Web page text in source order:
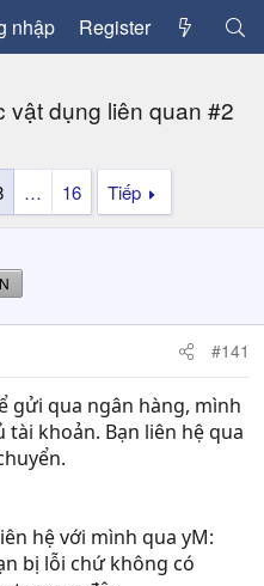
nhập Register
vật dụng liên quan #2
… 16 Tiếp
#141
gửi qua ngân hàng, mình
tài khoản. Bạn liên hệ qua
hệ với mình qua yM:
bị lỗi chứ không có